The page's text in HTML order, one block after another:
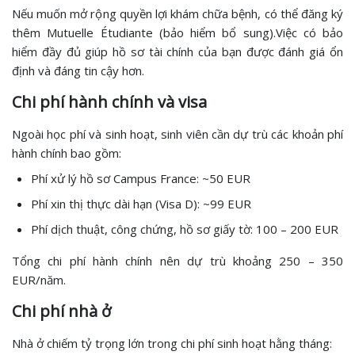
Nếu muốn mở rộng quyền lợi khám chữa bệnh, có thể đăng ký
thêm Mutuelle Étudiante (bảo hiểm bổ sung).Việc có bảo
hiểm đầy đủ giúp hồ sơ tài chính của bạn được đánh giá ổn
định và đáng tin cậy hơn.
Chi phí hành chính và visa
Ngoài học phí và sinh hoạt, sinh viên cần dự trù các khoản phí
hành chính bao gồm:
Phí xử lý hồ sơ Campus France: ~50 EUR
Phí xin thị thực dài hạn (Visa D): ~99 EUR
Phí dịch thuật, công chứng, hồ sơ giấy tờ: 100 – 200 EUR
Tổng chi phí hành chính nên dự trù khoảng 250 – 350
EUR/năm.
Chi phí nhà ở
Nhà ở chiếm tỷ trọng lớn trong chi phí sinh hoạt hằng tháng: